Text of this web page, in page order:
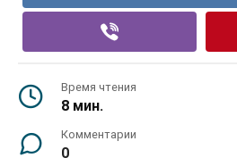
Время чтения
8 мин.
Комментарии
0